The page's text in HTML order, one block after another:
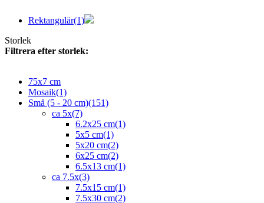
Rektangulär(1)
Storlek
Filtrera efter storlek:
75x7 cm
Mosaik(1)
Små (5 - 20 cm)(151)
ca 5x(7)
6.2x25 cm(1)
5x5 cm(1)
5x20 cm(2)
6x25 cm(2)
6.5x13 cm(1)
ca 7.5x(3)
7.5x15 cm(1)
7.5x30 cm(2)